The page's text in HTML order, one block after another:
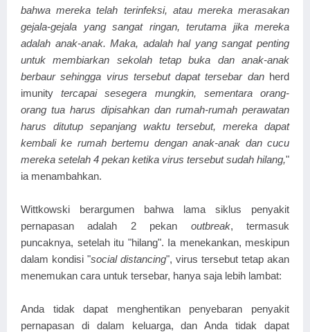
bahwa mereka telah terinfeksi, atau mereka merasakan
gejala-gejala yang sangat ringan, terutama jika mereka
adalah anak-anak. Maka, adalah hal yang sangat penting
untuk membiarkan sekolah tetap buka dan anak-anak
berbaur sehingga virus tersebut dapat tersebar dan herd
imunity tercapai sesegera mungkin, sementara orang-
orang tua harus dipisahkan dan rumah-rumah perawatan
harus ditutup sepanjang waktu tersebut, mereka dapat
kembali ke rumah bertemu dengan anak-anak dan cucu
mereka setelah 4 pekan ketika virus tersebut sudah hilang,"
ia menambahkan.
Wittkowski berargumen bahwa lama siklus penyakit
pernapasan adalah 2 pekan outbreak, termasuk
puncaknya, setelah itu "hilang". Ia menekankan, meskipun
dalam kondisi "social distancing", virus tersebut tetap akan
menemukan cara untuk tersebar, hanya saja lebih lambat:
Anda tidak dapat menghentikan penyebaran penyakit
pernapasan di dalam keluarga, dan Anda tidak dapat